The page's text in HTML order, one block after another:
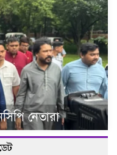
নেতারা